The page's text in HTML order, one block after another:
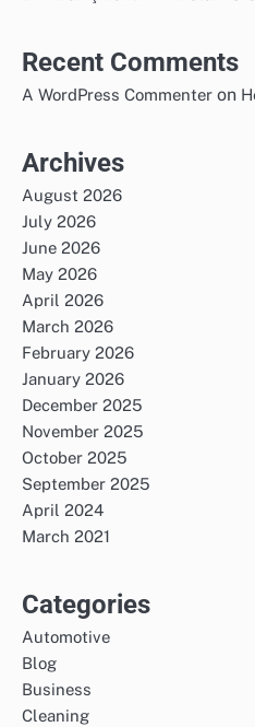
Recent Comments
A WordPress Commenter on
Archives
August 2026
July 2026
June 2026
May 2026
April 2026
March 2026
February 2026
January 2026
December 2025
November 2025
October 2025
September 2025
April 2024
March 2021
Categories
Automotive
Blog
Business
Cleaning